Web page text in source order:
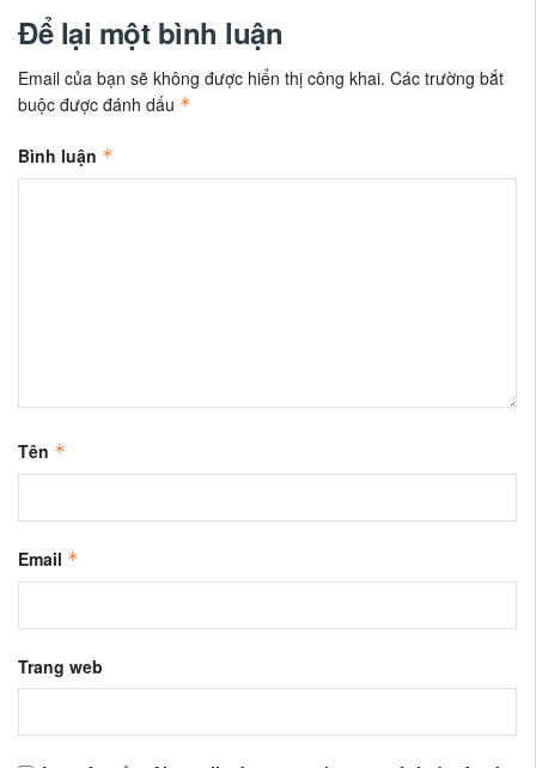
Để lại một bình luận
Email của bạn sẽ không được hiển thị công khai. Các trường bắt
buộc được đánh dấu *
Bình luận *
Tên *
Email *
Trang web